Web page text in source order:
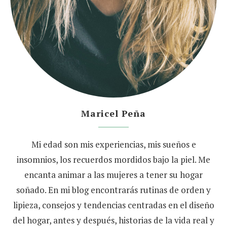
Maricel Peña
Mi edad son mis experiencias, mis sueños e
insomnios, los recuerdos mordidos bajo la piel. Me
encanta animar a las mujeres a tener su hogar
soñado. En mi blog encontrarás rutinas de orden y
lipieza, consejos y tendencias centradas en el diseño
del hogar, antes y después, historias de la vida real y